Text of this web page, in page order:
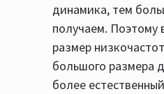
динамика, тем
получаем.
размер
большого размера
более